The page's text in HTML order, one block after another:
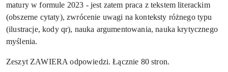
matury w formule 2023 - jest zatem praca z tekstem literackim
(obszerne cytaty), zwrócenie uwagi na konteksty różnego typu
(ilustracje, kody qr), nauka argumentowania, nauka krytycznego
myślenia.
Zeszyt ZAWIERA odpowiedzi. Łącznie 80 stron.